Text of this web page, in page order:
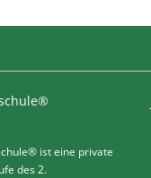
ist eine private
des 2.